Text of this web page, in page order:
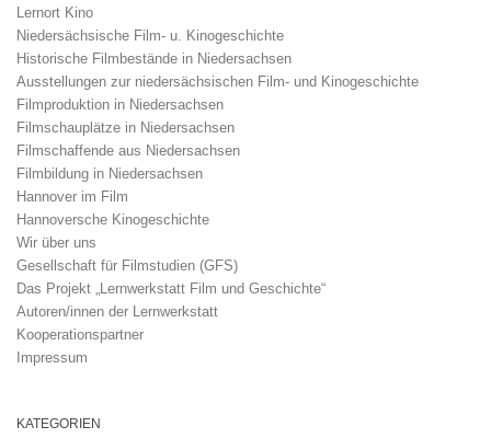
Lernort Kino
Niedersächsische Film- u. Kinogeschichte
Historische Filmbestände in Niedersachsen
Ausstellungen zur niedersächsischen Film- und Kinogeschichte
Filmproduktion in Niedersachsen
Filmschauplätze in Niedersachsen
Filmschaffende aus Niedersachsen
Filmbildung in Niedersachsen
Hannover im Film
Hannoversche Kinogeschichte
Wir über uns
Gesellschaft für Filmstudien (GFS)
Das Projekt „Lernwerkstatt Film und Geschichte“
Autoren/innen der Lernwerkstatt
Kooperationspartner
Impressum
KATEGORIEN